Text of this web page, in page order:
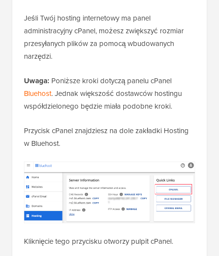
Jeśli Twój hosting internetowy ma panel
administracyjny cPanel, możesz zwiększyć rozmiar
przesyłanych plików za pomocą wbudowanych
narzędzi.
Uwaga: Poniższe kroki dotyczą panelu cPanel
Bluehost. Jednak większość dostawców hostingu
współdzielonego będzie miała podobne kroki.
Przycisk cPanel znajdziesz na dole zakładki Hosting
w Bluehost.
Kliknięcie tego przycisku otworzy pulpit cPanel.